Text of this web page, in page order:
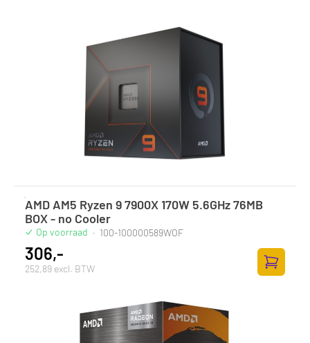
AMD AM5 Ryzen 9 7900X 170W 5.6GHz 76MB
BOX - no Cooler
Op voorraad · 100-100000589WOF
306,-
252,89 excl. BTW
Zum